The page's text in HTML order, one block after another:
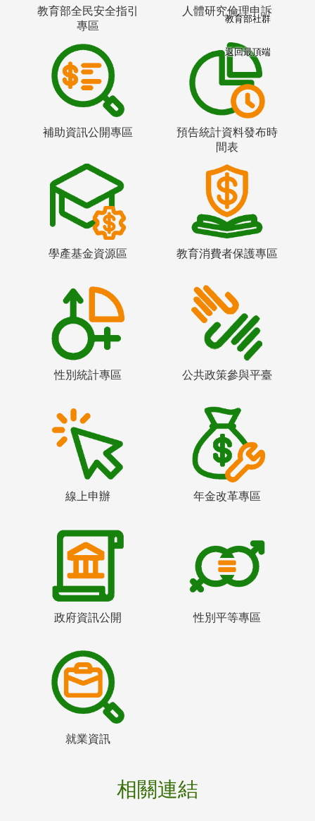
教育部全民安全指引
專區
人體研究倫理申訴
補助資訊公開專區
預告統計資料發布時
間表
學產基金資源區 教育消費者保護專區
性別統計專區 公共政策參與平臺
線上申辦 年金改革專區
政府資訊公開 性別平等專區
就業資訊
相關連結
教育部社群
返回最頂端